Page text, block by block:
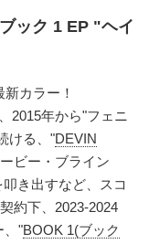
ック 1 EP "ヘイ
カラー！
2015年から"フェニ
ける、"DEVIN
ビー・ブライン
き出すなど、スコ
約下、2023-2024
、"BOOK 1(ブック